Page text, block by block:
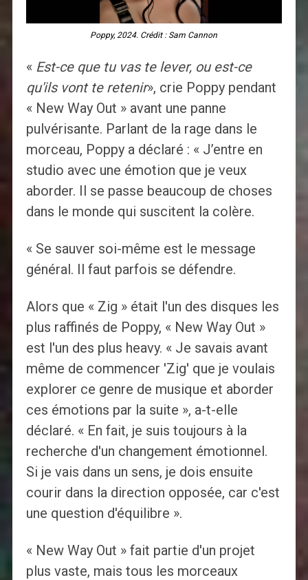
Poppy, 2024. Crédit : Sam Cannon
« Est-ce que tu vas te lever, ou est-ce
qu'ils vont te retenir», crie Poppy pendant
« New Way Out » avant une panne
pulvérisante. Parlant de la rage dans le
morceau, Poppy a déclaré : « J’entre en
studio avec une émotion que je veux
aborder. Il se passe beaucoup de choses
dans le monde qui suscitent la colère.
« Se sauver soi-même est le message
général. Il faut parfois se défendre.
Alors que « Zig » était l'un des disques les
plus raffinés de Poppy, « New Way Out »
est l'un des plus heavy. « Je savais avant
même de commencer 'Zig' que je voulais
explorer ce genre de musique et aborder
ces émotions par la suite », a-t-elle
déclaré. « En fait, je suis toujours à la
recherche d'un changement émotionnel.
Si je vais dans un sens, je dois ensuite
courir dans la direction opposée, car c'est
une question d'équilibre ».
« New Way Out » fait partie d'un projet
plus vaste, mais tous les morceaux